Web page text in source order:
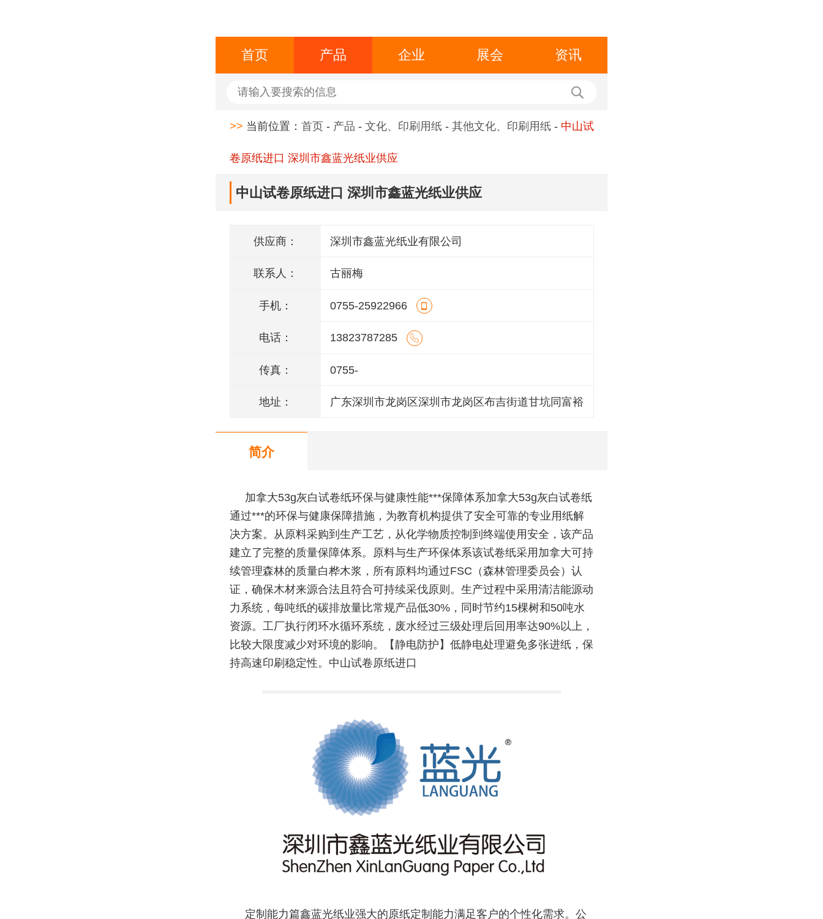
首页 产品 企业 展会 资讯
>> 当前位置： 首页 - 产品 - 文化、印刷用纸 - 其他文化、印刷用纸 - 中山试
卷原纸进口 深圳市鑫蓝光纸业供应
中山试卷原纸进口 深圳市鑫蓝光纸业供应
供应商： 深圳市鑫蓝光纸业有限公司
联系人： 古丽梅
手机： 0755-25922966
电话： 13823787285
传真： 0755-
地址： 广东深圳市龙岗区深圳市龙岗区布吉街道甘坑同富裕
简介
加拿大53g灰白试卷纸环保与健康性能***保障体系加拿大53g灰白试卷纸
通过***的环保与健康保障措施，为教育机构提供了安全可靠的专业用纸解
决方案。从原料采购到生产工艺，从化学物质控制到终端使用安全，该产品
建立了完整的质量保障体系。原料与生产环保体系该试卷纸采用加拿大可持
续管理森林的质量白桦木浆，所有原料均通过FSC（森林管理委员会）认
证，确保木材来源合法且符合可持续采伐原则。生产过程中采用清洁能源动
力系统，每吨纸的碳排放量比常规产品低30%，同时节约15棵树和50吨水
资源。工厂执行闭环水循环系统，废水经过三级处理后回用率达90%以上，
比较大限度减少对环境的影响。【静电防护】低静电处理避免多张进纸，保
持高速印刷稳定性。中山试卷原纸进口
定制能力篇鑫蓝光纸业强大的原纸定制能力满足客户的个性化需求。公